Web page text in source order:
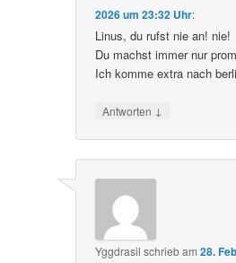
2026 um 23:32 Uhr:
Linus, du rufst nie an! nie!
Du machst immer nur
Ich komme extra nach
Antworten ↓
Yggdrasil schriebam28.